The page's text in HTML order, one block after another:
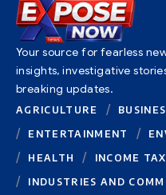
Your source for fearless
insights, investigative
breaking updates.
AGRICULTURE
ENTERTAINMENT
HEALTH
INCOME TAX
INDUSTRIES AND